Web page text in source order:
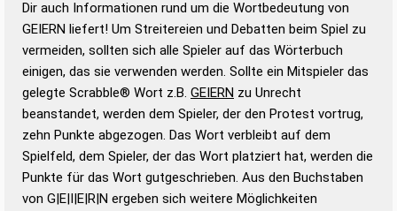
Wortbedeutung, Worttrennung und Wortform, um die
Gültigkeit eines Wortes für das Scrabble-Spiel zu
bestimmen!
zugelassene Turnier Scrabble-
Wörterbücher sind:
Duden – Standardwerk in 12 Bänden
Duden – Richtiges und gutes
Deutsch
Duden – Die deutsche Grammatik
Dir auch Informationen rund um die Wortbedeutung von
GEIERN liefert! Um Streitereien und Debatten beim Spiel zu
vermeiden, sollten sich alle Spieler auf das Wörterbuch
einigen, das sie verwenden werden. Sollte ein Mitspieler das
gelegte Scrabble® Wort z.B. GEIERN zu Unrecht
beanstandet, werden dem Spieler, der den Protest vortrug,
zehn Punkte abgezogen. Das Wort verbleibt auf dem
Spielfeld, dem Spieler, der das Wort platziert hat, werden die
Punkte für das Wort gutgeschrieben. Aus den Buchstaben
von G|E|I|E|R|N ergeben sich weitere Möglichkeiten